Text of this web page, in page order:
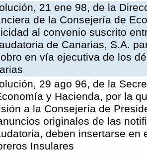
21 ene 98, de la
de la Consejería de
al convenio suscrito
de Canarias, S.A.
en vía ejecutiva de los
29 ago 96, de la
y Hacienda, por la
a la Consejería de
originales de las
deben insertarse en
Insulares